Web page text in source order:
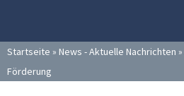
Startseite » News - Aktuelle Nachrichten »
Förderung